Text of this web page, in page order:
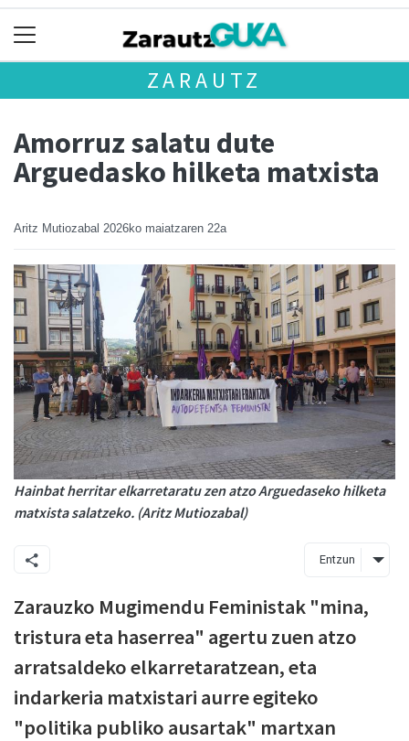
ZARAUTZ
Amorruz salatu dute
Arguedasko hilketa matxista
Aritz Mutiozabal 2026ko maiatzaren 22a
Hainbat herritar elkarretaratu zen atzo Arguedaseko hilketa
matxista salatzeko. (Aritz Mutiozabal)
Entzun
Zarauzko Mugimendu Feministak "mina,
tristura eta haserrea" agertu zuen atzo
arratsaldeko elkarretaratzean, eta
indarkeria matxistari aurre egiteko
"politika publiko ausartak" martxan